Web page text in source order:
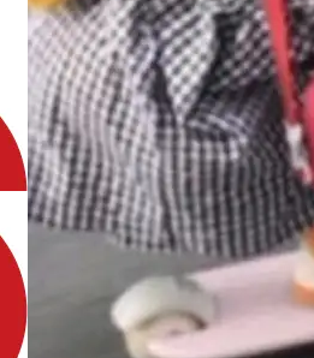
落地夯实了“一体
带来更好的使用体
家一直以来的支持
更优秀的产品和服
采用自研代码托管
从代码提交到交付
件。你选一个，或
，一行应用代码都
种 HTTP 服务器
及怎么切换。 一行
服务器就是改 po
都不用动。 <depe
已经发布，B
组件库
经发布，Bootstrap
本更新内容包括：
Fixes fix(MultiFi
@ArgoZhang in htt
BootstrapBlazor/p
显式设置设备
dotnetcor
发布，终端
布，终端智能体
soloncode run 模
） 添加 solon
添加 soloncode w
复 soloncode web
失效的问题 修复 s
名中文乱码的问题
价格下降
格下降 80%。输
0.2 美元，输出从
Terra 降 20%。